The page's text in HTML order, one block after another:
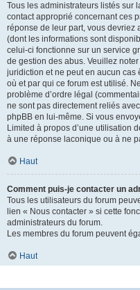
Tous les administrateurs listés sur
contact approprié concernant ces
réponse de leur part, vous devriez
(dont les informations sont
celui-ci fonctionne sur un service
de gestion des abus. Veuillez
juridiction et ne peut en aucun cas
où et par qui ce forum est utilisé.
problème d’ordre légal
ne sont pas directement reliés
phpBB en lui-même. Si vous
Limited à propos d’une utilisation
à une réponse laconique ou à ne
Haut
Comment puis-je contacter un
Tous les utilisateurs du forum
lien « Nous contacter » si cette
administrateurs du forum.
Les membres du forum peuvent
Haut